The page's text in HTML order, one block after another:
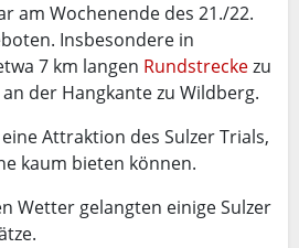
am Wochenende des 21./22.
Insbesondere in
7 km langen Rundstreckezu
der Hangkante zu Wildberg.
Attraktion des Sulzer Trials,
kaum bieten können.
Wetter gelangten einige Sulzer